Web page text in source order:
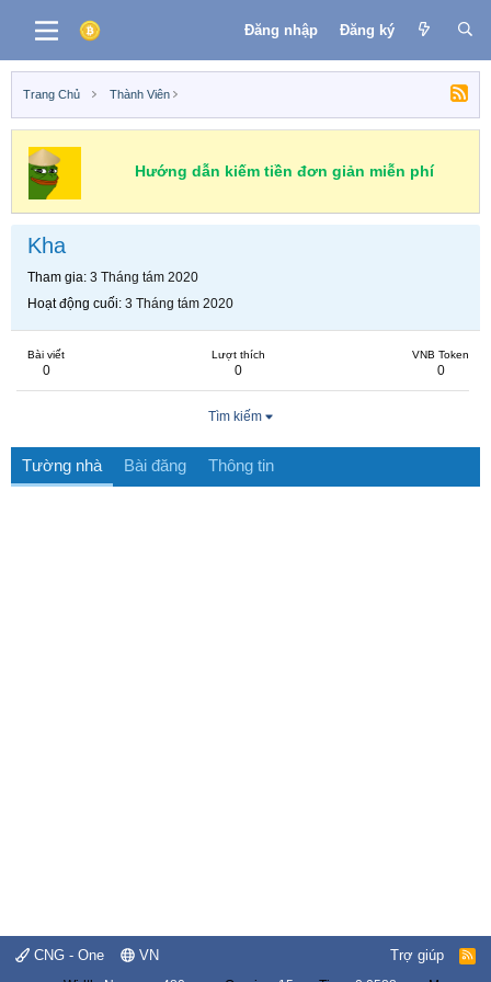
Đăng nhập Đăng ký
Trang Chủ Thành Viên
Hướng dẫn kiếm tiền đơn giản miễn phí
Kha
Tham gia 3 Tháng tám 2020
Hoạt động cuối 3 Tháng tám 2020
Bài viết
0
Lượt thích
0
VNB Token
0
Tìm kiếm
Tường nhà Bài đăng Thông tin
CNG - One VN Trợ giúp
R